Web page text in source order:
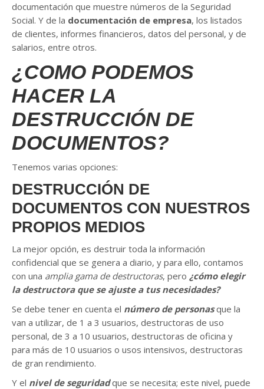
documentación que muestre números de la Seguridad
Social. Y de la documentación de empresa, los listados
de clientes, informes financieros, datos del personal, y de
salarios, entre otros.
¿COMO PODEMOS
HACER LA
DESTRUCCIÓN DE
DOCUMENTOS?
Tenemos varias opciones:
DESTRUCCIÓN DE
DOCUMENTOS CON NUESTROS
PROPIOS MEDIOS
La mejor opción, es destruir toda la información
confidencial que se genera a diario, y para ello, contamos
con una amplia gama de destructoras, pero ¿cómo elegir
la destructora que se ajuste a tus necesidades?
Se debe tener en cuenta el número de personasque la
van a utilizar, de 1 a 3 usuarios, destructoras de uso
personal, de 3 a 10 usuarios, destructoras de oficina y
para más de 10 usuarios o usos intensivos, destructoras
de gran rendimiento.
Y el nivel de seguridadque se necesita; este nivel, puede